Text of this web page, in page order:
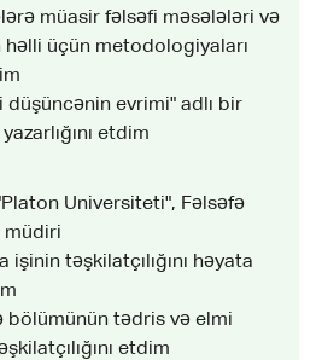
müasir fəlsəfi məsələləri və
həlli üçün metodologiyaları
düşüncənin evrimi" adlı bir
etdim
Universiteti", Fəlsəfə
müdiri
işinin təşkilatçılığını həyata
bölümünün tədris və elmi
etdim